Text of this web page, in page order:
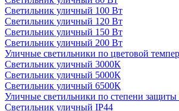
Светильник уличный 100 Вт
Светильник уличный 120 Вт
Светильник уличный 150 Вт
Светильник уличный 200 Вт
Уличные светильники по цветовой
Cветильник уличный 3000К
Cветильник уличный 5000К
Cветильник уличный 6500К
Уличные светильники по степени защиты
Светильник уличный IP44